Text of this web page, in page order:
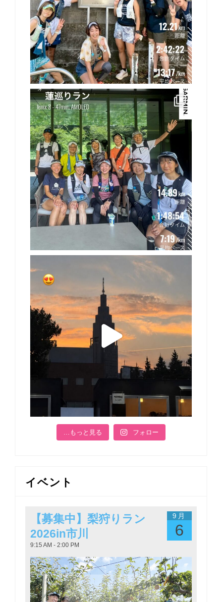
…もっと見る フォロー
イベント
9月
6
【募集中】梨狩りラン
2026in市川
9:15 AM - 2:00 PM